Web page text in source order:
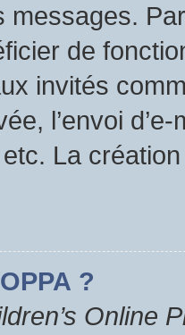
messages.
de
invités
l’envoi
La
?
Online